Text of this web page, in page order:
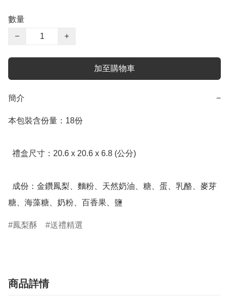
數量
−
+
加至購物車
簡介 −
本包裝含份量：18份
糖、海藻糖、奶粉、百香果、鹽
鳳梨酥 送禮精選
商品詳情